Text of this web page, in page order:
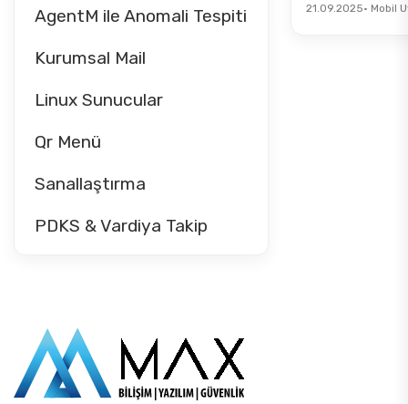
AgentM ile Anomali Tespiti
Kurumsal Mail
Linux Sunucular
Qr Menü
Sanallaştırma
PDKS & Vardiya Takip
21.09.2025• Mobil